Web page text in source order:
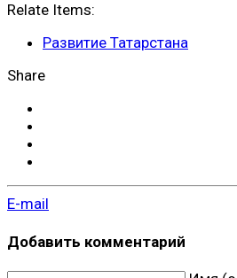
Relate Items:
Развитие Татарстана
Share
E-mail
Добавить комментарий